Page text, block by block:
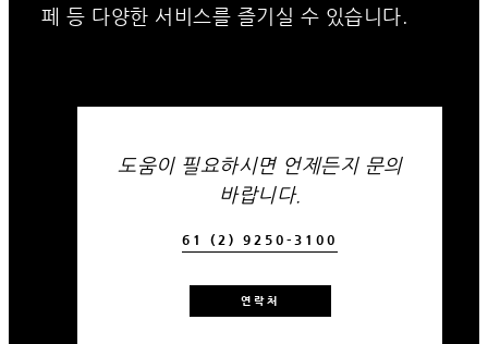
페 등 다양한 서비스를 즐기실 수 있습니다.
도움이 필요하시면 언제든지 문의
바랍니다.
61 (2) 9250-3100
연락처